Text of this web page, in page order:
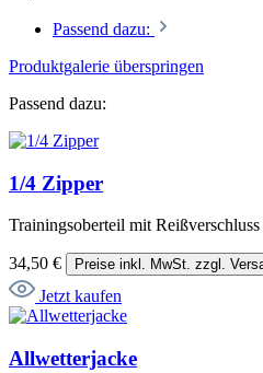
Passend dazu:
Produktgalerie überspringen
Passend dazu:
1/4 Zipper
Trainingsoberteil mit Reißverschluss
34,50 € Preise inkl. MwSt. zzgl.
Jetzt kaufen
Allwetterjacke